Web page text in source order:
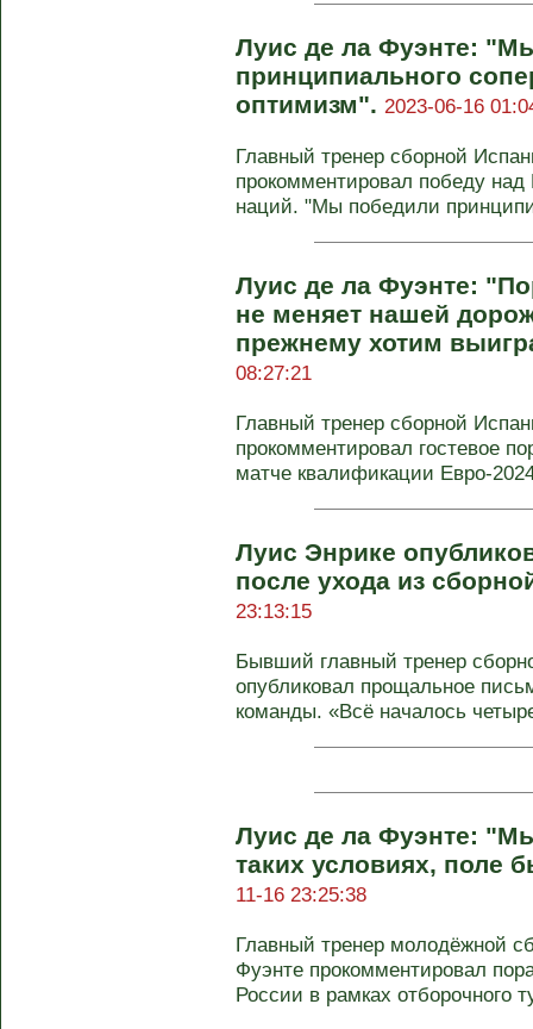
Луис де ла Фуэнте:
принципиального
оптимизм". 2023-06-16
Главный тренер сборной
прокомментировал победу
наций. "Мы победили
Луис де ла Фуэнте:
не меняет нашей
прежнему хотим
08:27:21
Главный тренер сборной
прокомментировал гостевое
матче квалификации Евро-
Луис Энрике
после ухода из
23:13:15
Бывший главный тренер
опубликовал прощальное
команды. «Всё началось
Луис де ла Фуэнте:
таких условиях, поле
11-16 23:25:38
Главный тренер молодёжной
Фуэнте прокомментировал
России в рамках отборочного